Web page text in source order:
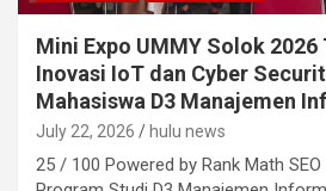
Mini Expo UMMY Solok 2026
Inovasi IoT dan Cyber
Mahasiswa D3 Manajemen
July 22, 2026 hulu news
25 / 100 Powered by Rank Math